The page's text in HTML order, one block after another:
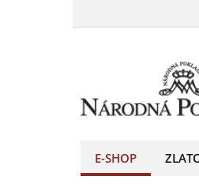
s
priemerom
29
E-SHOP
kusov